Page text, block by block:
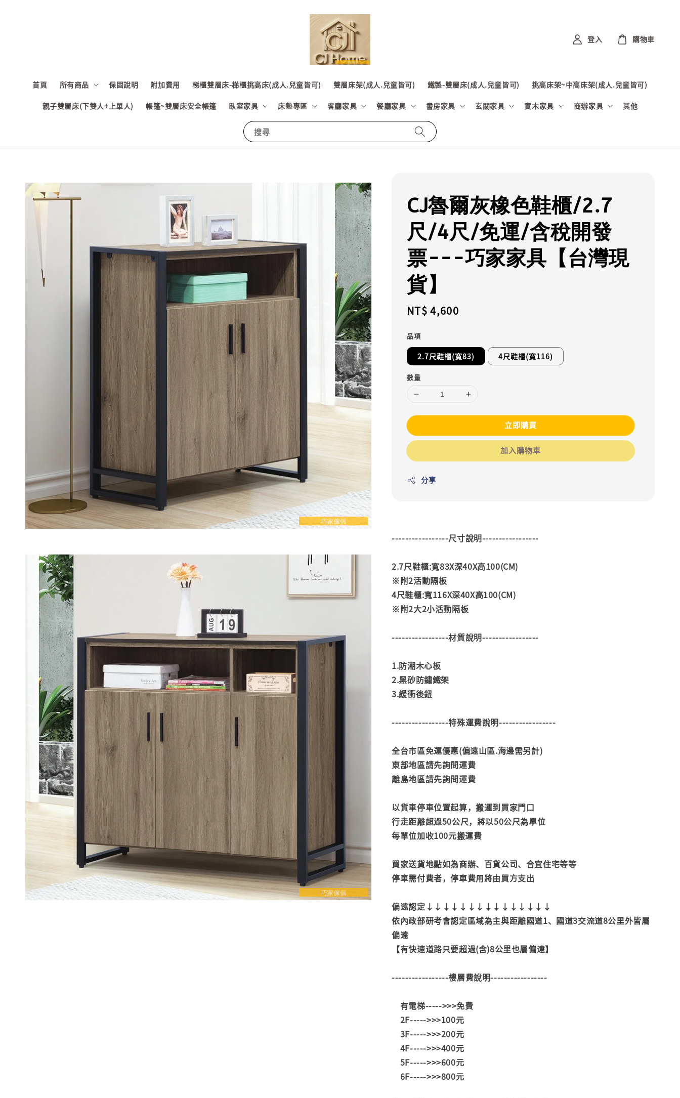
搜尋
首頁 所有商品 保固說明 附加費用 梯櫃雙層床-梯櫃挑高床(成人.兒童皆可) 雙層床架(成人.兒童皆可) 鐵製-雙層床(成人.兒童皆可) 挑高床架~中高床架(成人.兒童皆可)
親子雙層床(下雙人+上單人) 帳篷~雙層床安全帳篷 臥室家具 床墊專區 客廳家具 餐廳家具 書房家具 玄關家具 實木家具 商辦家具 其他
登入 購物車
CJ魯爾灰橡色鞋櫃/2.7
尺/4尺/免運/含稅開發
票---巧家家具【台灣現
貨】
Regular
NT$ 4,600
品項
2.7尺鞋櫃(寬83) 4尺鞋櫃(寬116)
數量
立即購買
加入購物車
分享
-----------------尺寸說明-----------------
2.7尺鞋櫃:寬83X深40X高100(CM)
※附2活動隔板
4尺鞋櫃:寬116X深40X高100(CM)
※附2大2小活動隔板
-----------------材質說明-----------------
1.防潮木心板
2.黑砂防鏽鐵架
3.緩衝後鈕
-----------------特殊運費說明-----------------
全台市區免運優惠(偏遠山區.海邊需另計)
東部地區請先詢問運費
離島地區請先詢問運費
以貨車停車位置起算，搬運到買家門口
行走距離超過50公尺，將以50公尺為單位
每單位加收100元搬運費
買家送貨地點如為商辦、百貨公司、合宜住宅等等
停車需付費者，停車費用將由買方支出
偏遠認定↓↓↓↓↓↓↓↓↓↓↓↓↓↓↓
依內政部研考會認定區域為主與距離國道1、國道3交流道8公里外皆屬
偏遠
【有快速道路只要超過(含)8公里也屬偏遠】
-----------------樓層費說明-----------------
有電梯----->>>免費
2F----->>>100元
3F----->>>200元
4F----->>>400元
5F----->>>600元
6F----->>>800元